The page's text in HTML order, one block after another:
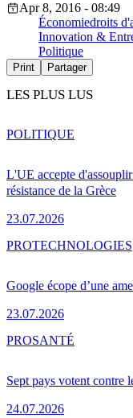
Apr 8, 2016 - 08:49
Économiedroits
Innovation &
Politique
Print Partager
LES PLUS LUS
L'UE accepte
résistance de la Grèce
23.07.2026
POLITIQUE
Google écope d’une
23.07.2026
PROTECHNOLOGIES
Sept pays votent contre
24.07.2026
PROSANTÉ